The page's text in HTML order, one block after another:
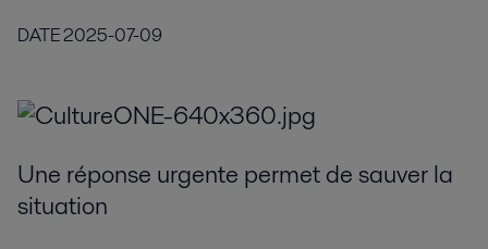
DATE2025-07-09
Une réponse urgente permet de sauver la
situation